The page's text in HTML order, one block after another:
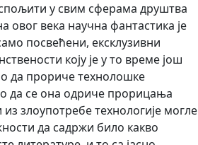
у свим сферама друштва
овог века научна фантастика је
посвећени, ексклузивни
коју је у то време још
да прориче технолошке
да се она одриче прорицања
злоупотребе технологије могле
да садржи било какво